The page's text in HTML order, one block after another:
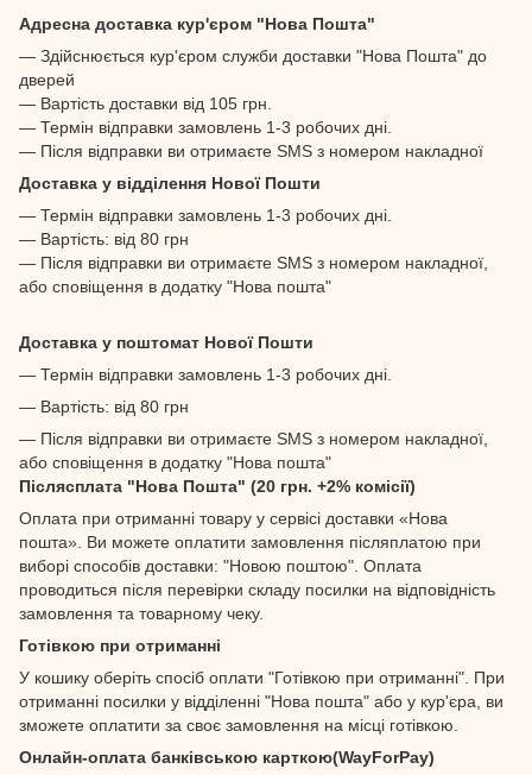
Адресна доставка кур'єром "Нова Пошта"
— Здійснюється кур'єром служби доставки "Нова Пошта" до
дверей
— Вартість доставки від 105 грн.
— Термін відправки замовлень 1-3 робочих дні.
— Після відправки ви отримаєте SMS з номером накладної
Доставка у відділення Нової Пошти
— Термін відправки замовлень 1-3 робочих дні.
— Вартість: від 80 грн
— Після відправки ви отримаєте SMS з номером накладної,
або сповіщення в додатку "Нова пошта"
Доставка у поштомат Нової Пошти
— Термін відправки замовлень 1-3 робочих дні.
— Вартість: від 80 грн
— Після відправки ви отримаєте SMS з номером накладної,
або сповіщення в додатку "Нова пошта"
Післясплата "Нова Пошта" (20 грн. +2% комісії)
Оплата при отриманні товару у сервісі доставки «Нова
пошта». Ви можете оплатити замовлення післяплатою при
виборі способів доставки: "Новою поштою". Оплата
проводиться після перевірки складу посилки на відповідність
замовлення та товарному чеку.
Готівкою при отриманні
У кошику оберіть спосіб оплати "Готівкою при отриманні". При
отриманні посилки у відділенні "Нова пошта" або у кур'єра, ви
зможете оплатити за своє замовлення на місці готівкою.
Онлайн-оплата банківською карткою(WayForPay)